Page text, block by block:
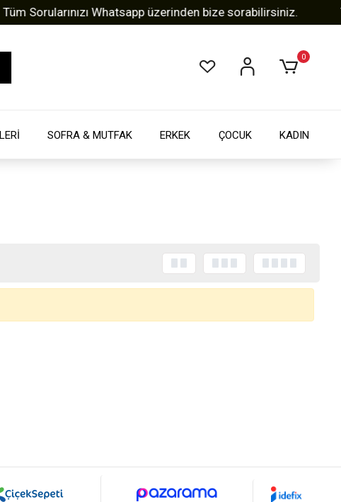
Sorularınızı Whatsapp üzerinden bize sorabilirsiniz.
0
SOFRA & MUTFAK ERKEK ÇOCUK KADIN